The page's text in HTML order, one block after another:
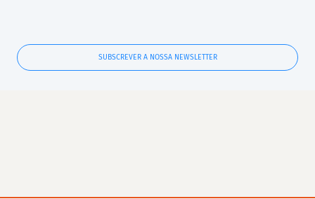
SUBSCREVER A NOSSA NEWSLETTER